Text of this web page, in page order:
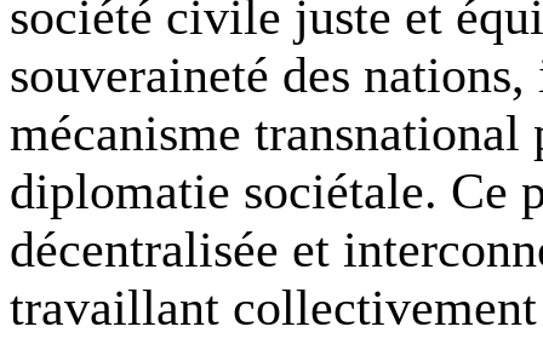
société civile juste et
souveraineté des
mécanisme
diplomatie sociétale. Ce
décentralisée et
travaillant